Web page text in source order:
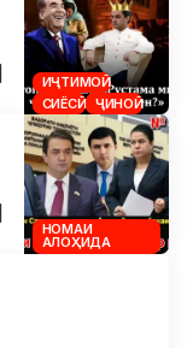
ИҶТИМОӢ
СИЁСӢ
ҶИНОӢ
НОМАИ
АЛОҲИДА